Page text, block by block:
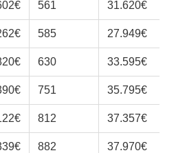
561 31.620€
585 27.949€
630 33.595€
751 35.795€
812 37.357€
882 37.970€